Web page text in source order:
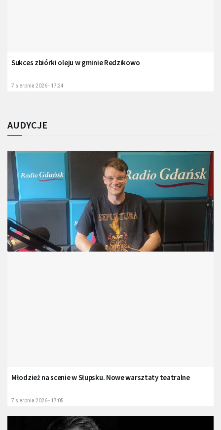
Sukces zbiórki oleju w gminie Redzikowo
7 sierpnia 2026 - 17:24
AUDYCJE
Młodzież na scenie w Słupsku. Nowe warsztaty teatralne
7 sierpnia 2026 - 17:05